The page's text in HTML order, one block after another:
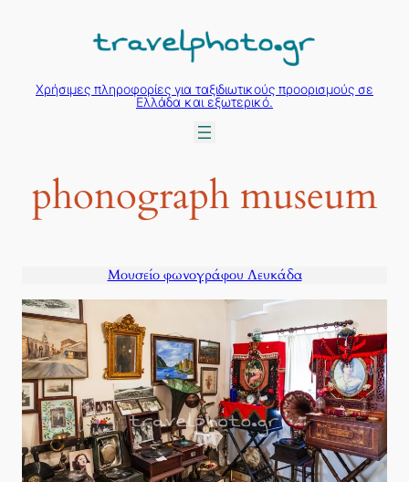
περιεχόμενο
Χρήσιμες πληροφορίες για ταξιδιωτικούς προορισμούς σε
Ελλάδα και εξωτερικό.
phonograph museum
Μουσείο φωνογράφου Λευκάδα